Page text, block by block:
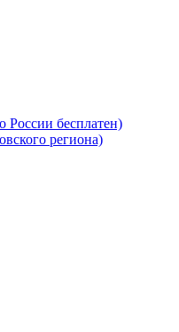
России бесплатен)
региона)